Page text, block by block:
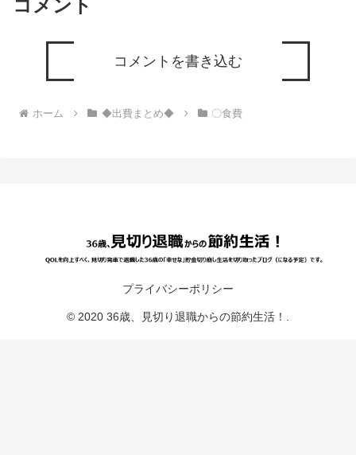
コメント
コメントを書き込む
ホーム ◆出費まとめ◆ 〇食費
プライバシーポリシー
© 2020 36歳、見切り退職からの節約生活！.